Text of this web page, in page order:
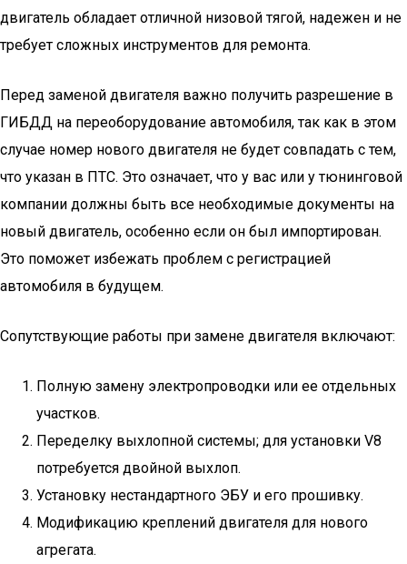
двигатель обладает отличной низовой тягой, надежен и не
требует сложных инструментов для ремонта.
Перед заменой двигателя важно получить разрешение в
ГИБДД на переоборудование автомобиля, так как в этом
случае номер нового двигателя не будет совпадать с тем,
что указан в ПТС. Это означает, что у вас или у тюнинговой
компании должны быть все необходимые документы на
новый двигатель, особенно если он был импортирован.
Это поможет избежать проблем с регистрацией
автомобиля в будущем.
Сопутствующие работы при замене двигателя включают:
Полную замену электропроводки или ее отдельных
участков.
Переделку выхлопной системы; для установки V8
потребуется двойной выхлоп.
Установку нестандартного ЭБУ и его прошивку.
Модификацию креплений двигателя для нового
агрегата.